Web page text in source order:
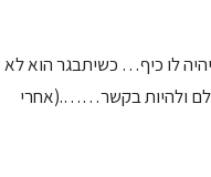
לו כיף… כשיתבגר הוא לא
ולהיות בקשר…….(אחרי